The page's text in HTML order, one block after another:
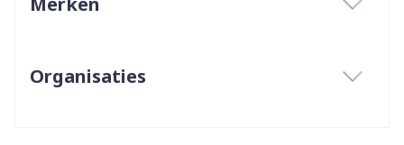
Organisaties